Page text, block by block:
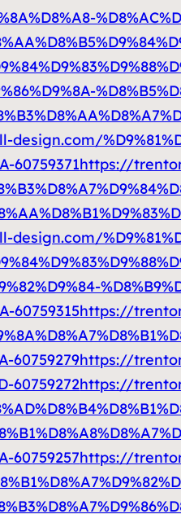
60759371https://
60759315https://
60759279https://
60759272https://
60759257https://